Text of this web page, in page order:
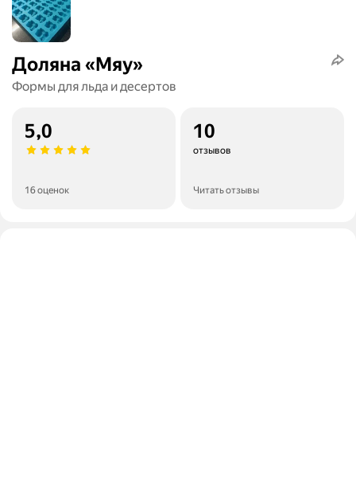
Доляна «Мяу»
Формы для льда и десертов
5,0
16 оценок
10
отзывов
Читать отзывы